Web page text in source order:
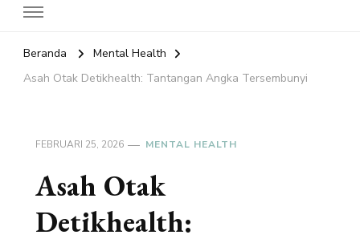
Beranda
Mental Health
Asah Otak Detikhealth: Tantangan Angka Tersembunyi
FEBRUARI 25, 2026 MENTAL HEALTH
Asah Otak
Detikhealth: